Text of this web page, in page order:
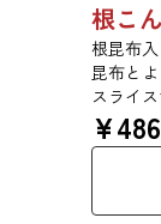
根昆布
昆布と
スライ
りがあ
だけま
¥486